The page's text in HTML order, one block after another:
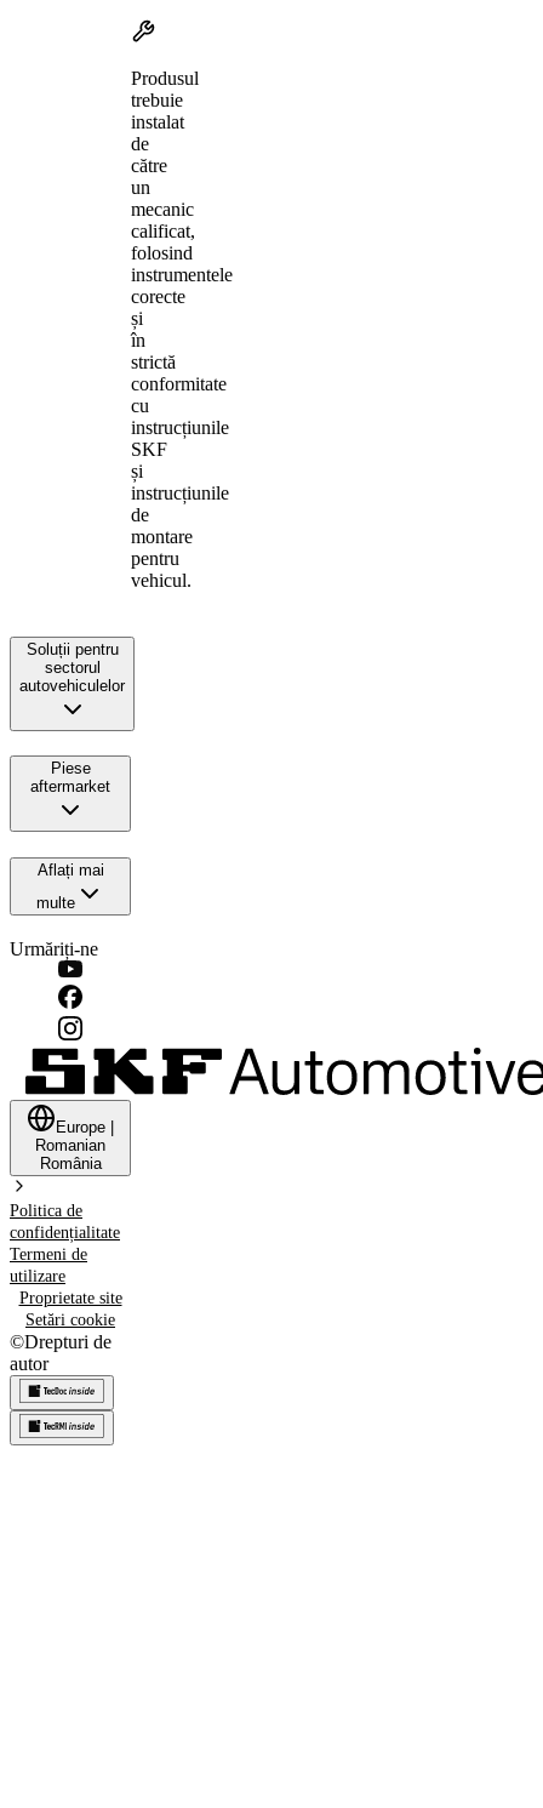
Produsul
trebuie
instalat
de
către
un
mecanic
calificat,
folosind
instrumentele
corecte
și
în
strictă
conformitate
cu
instrucțiunile
SKF
și
instrucțiunile
de
montare
pentru
vehicul.
Soluții pentru
sectorul
autovehiculelor
Piese
aftermarket
Aflați mai
multe
Urmăriți-ne
Europe
Romanian
România
Politica de
confidențialitate
Termeni de
utilizare
Proprietate site
Setări cookie
©Drepturi de
autor